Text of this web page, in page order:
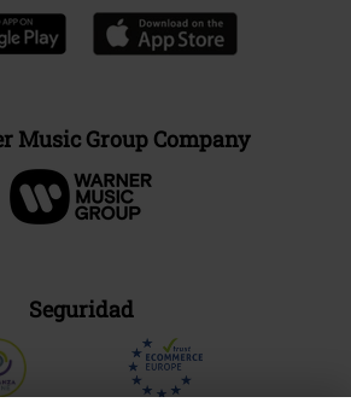
Music Group Company
Seguridad